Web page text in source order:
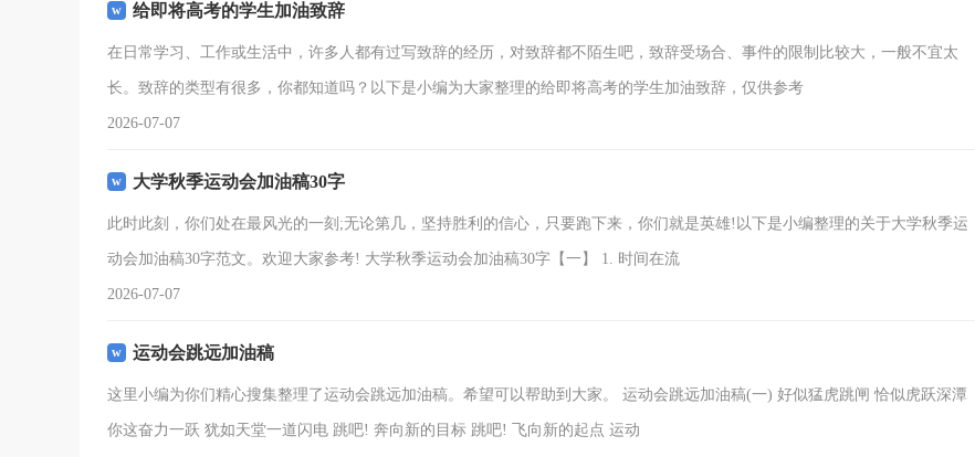
给即将高考的学生加油致辞
在日常学习、工作或生活中，许多人都有过写致辞的经历，对致辞都不陌生吧，致辞受场合、事件的限制比较大，一般不宜太
长。致辞的类型有很多，你都知道吗？以下是小编为大家整理的给即将高考的学生加油致辞，仅供参考
2026-07-07
大学秋季运动会加油稿30字
此时此刻，你们处在最风光的一刻;无论第几，坚持胜利的信心，只要跑下来，你们就是英雄!以下是小编整理的关于大学秋季运
动会加油稿30字范文。欢迎大家参考! 大学秋季运动会加油稿30字【一】 1. 时间在流
2026-07-07
运动会跳远加油稿
这里小编为你们精心搜集整理了运动会跳远加油稿。希望可以帮助到大家。 运动会跳远加油稿(一) 好似猛虎跳闸 恰似虎跃深潭
你这奋力一跃 犹如天堂一道闪电 跳吧! 奔向新的目标 跳吧! 飞向新的起点 运动